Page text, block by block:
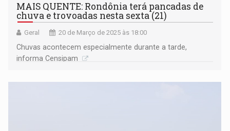
MAIS QUENTE: Rondônia terá pancadas de
chuva e trovoadas nesta sexta (21)
Geral 20 de Março de 2025 às 18:00
Chuvas acontecem especialmente durante a tarde,
informa Censipam